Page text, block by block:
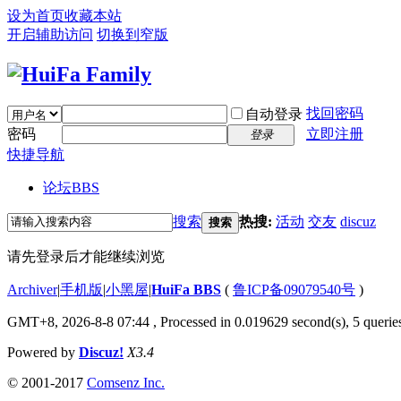
设为首页收藏本站
开启辅助访问 切换到窄版
自动登录 找回密码
密码
登录
立即注册
快捷导航
论坛BBS
搜索 搜索 热搜: 活动 交友 discuz
请先登录后才能继续浏览
Archiver|手机版|小黑屋|HuiFa BBS ( 鲁ICP备09079540号 )
GMT+8, 2026-8-8 07:44 , Processed in 0.019629 second(s), 5
Powered by Discuz! X3.4
© 2001-2017 Comsenz Inc.